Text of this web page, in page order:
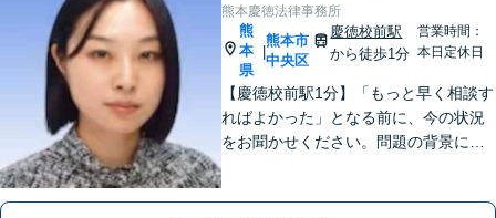
熊本慶徳法律事務所
熊
本
県
|
熊本市
中央区
慶徳校前駅
から徒歩1分
営業時間：
本日定休日
【慶徳校前駅1分】「もっと早く相談す
ればよかった」となる前に、今の状況
をお聞かせください。問題の背景にも